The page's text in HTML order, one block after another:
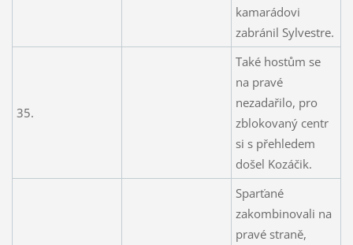
kamarádovi
zabránil Sylvestre.
35.
Také hostům se
na pravé
nezadařilo, pro
zblokovaný centr
si s přehledem
došel Kozáčik.
Sparťané
zakombinovali na
pravé straně,